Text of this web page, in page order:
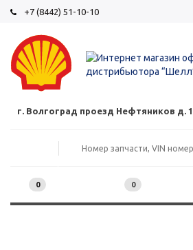
+7 (8442) 51-10-10
г. Волгоград проезд Нефтяников д.
0 0